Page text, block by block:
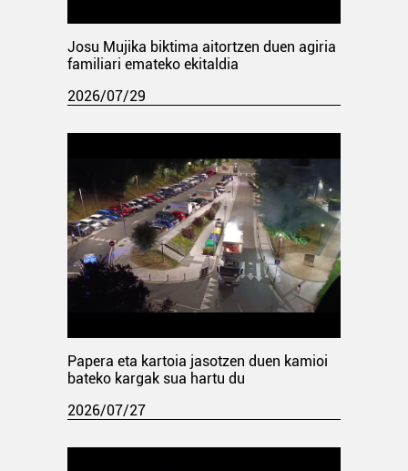
Josu Mujika biktima aitortzen duen agiria
familiari emateko ekitaldia
2026/07/29
Papera eta kartoia jasotzen duen kamioi
bateko kargak sua hartu du
2026/07/27